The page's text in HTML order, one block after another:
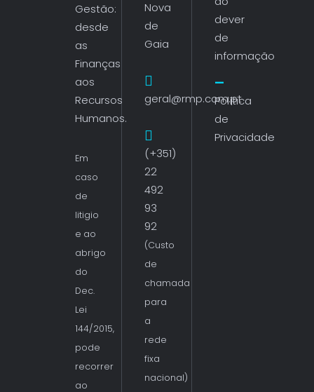
Gestão:
desde
as
Finanças
aos
Recursos
Humanos.
Em
caso
de
litigio
e ao
abrigo
do
Dec.
Lei
144/2015,
pode
recorrer
ao
Nova
de
Gaia
geral@rmp.com.pt
(+351)
22
492
93
92
(Custo
de
chamada
para
a
rede
fixa
nacional)
dever
de
informação
Política
de
Privacidade